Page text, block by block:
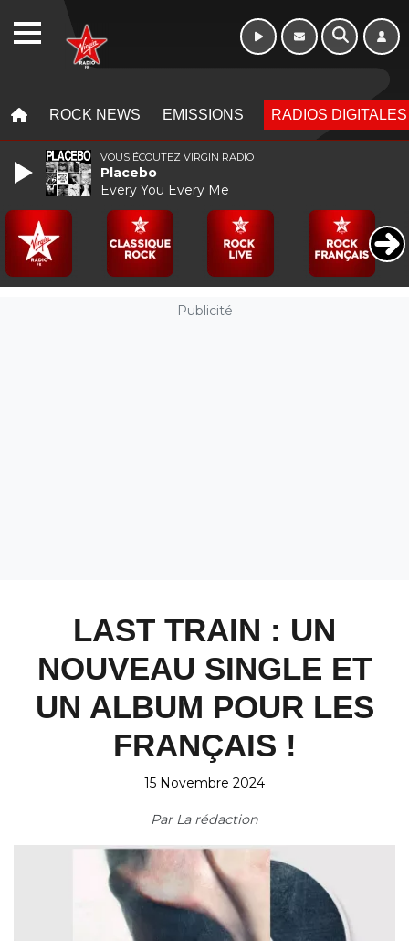
ROCK NEWS EMISSIONS RADIOS DIGITALES
Publicité
LAST TRAIN : UN
NOUVEAU SINGLE ET
UN ALBUM POUR LES
FRANÇAIS !
15 Novembre 2024
Par La rédaction
VOUS ÉCOUTEZ VIRGIN RADIO
Placebo
Every You Every Me
WEBRADIO 10h - 13h